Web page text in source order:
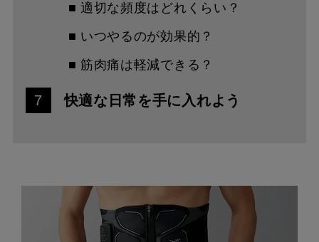
■ 適切な頻度はどれくらい？
■ いつやるのが効果的？
■ 筋肉痛は軽減できる？
7 快適な日常を手に入れよう